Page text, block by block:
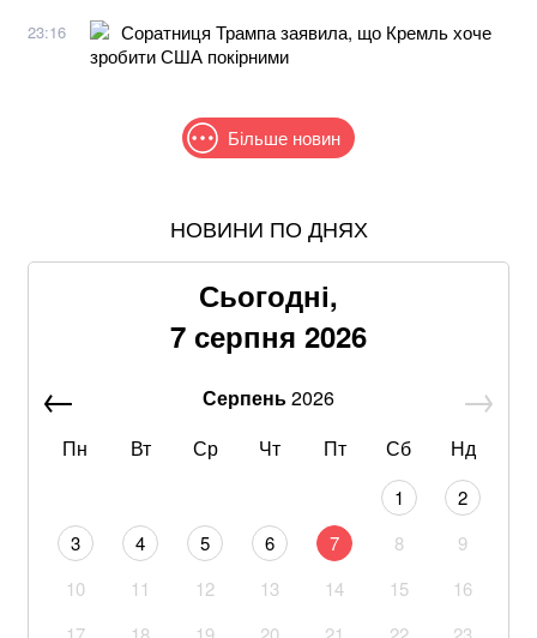
23:16
Соратниця Трампа заявила, що Кремль хоче
зробити США покірними
Більше новин
В МЗС заявили, що слова Залужного щодо членства
Пенсіонерам доплатять за стаж: хто отримає по 519
Рф знищила склади «Епіцентру», ROZETKA, «Нової
З 28 ракет – жодної збитої: Повітряні сили ЗСУ
Понад 20 років шукав і повертав тіла полеглих
воїнів. Загинув Олексій Юков – керівник пошукового
НОВИНИ ПО ДНЯХ
Сьогодні,
7 серпня 2026
Серпень2026
Пн
Вт Ср Чт Пт Сб Нд
1
2
3
4 5 6 7 8
9
10
11 12 13 14 15
16